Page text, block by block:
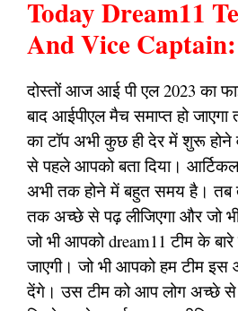
Today Dream11
And Vice Captain:
दोस्तों आज आई पी एल 2023 का
बाद आईपीएल मैच समाप्त हो
का टॉप अभी कुछ ही देर में शुरू होने
से पहले आपको बता दिया।
अभी तक होने में बहुत समय है।
तक अच्छे से पढ़ लीजिएगा और जो भी
जो भी आपको dream11 टीम के बारे
जाएगी। जो भी आपको हम टीम
देंगे। उस टीम को आप लोग अच्छे से